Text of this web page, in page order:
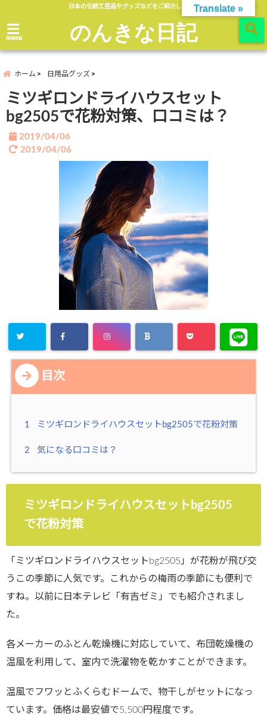
日本の伝統工芸品やグッズなどをご紹介します。
menu のんきな日記
ホーム 日用品グッズ
ミツギロンドライハウスセット
bg2505で花粉対策、口コミは？
2019/04/06
2019/04/06
目次
1 ミツギロンドライハウスセットbg2505で花粉対策
2 気になる口コミは？
ミツギロンドライハウスセットbg2505
で花粉対策
「ミツギロンドライハウスセットbg2505」が花粉が飛び交
うこの季節に人気です。これからの梅雨の季節にも便利で
すね。以前に日本テレビ「有吉ゼミ」でも紹介されまし
た。
各メーカーのふとん乾燥機に対応していて、布団乾燥機の
温風を利用して、室内で洗濯物を乾かすことができます。
温風でフワッとふくらむドームで、物干しがセットになっ
ています。価格は最安値で5,500円程度です。
Translate »